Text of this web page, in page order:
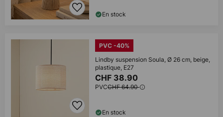
En stock
PVC -40%
Lindby suspension Soula, Ø 26 cm, beige,
plastique, E27
CHF 38.90
PVCCHF 64.90
En stock